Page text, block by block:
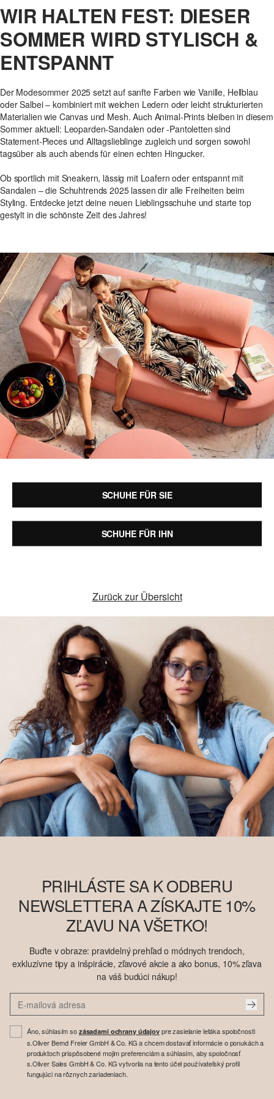
WIR HALTEN FEST: DIESER
SOMMER WIRD STYLISCH &
ENTSPANNT
Der Modesommer 2025 setzt auf sanfte Farben wie Vanille, Hellblau
oder Salbei – kombiniert mit weichen Ledern oder leicht strukturierten
Materialien wie Canvas und Mesh. Auch Animal-Prints bleiben in diesem
Sommer aktuell: Leoparden-Sandalen oder -Pantoletten sind
Statement-Pieces und Alltagslieblinge zugleich und sorgen sowohl
tagsüber als auch abends für einen echten Hingucker.
Ob sportlich mit Sneakern, lässig mit Loafern oder entspannt mit
Sandalen – die Schuhtrends 2025 lassen dir alle Freiheiten beim
Styling. Entdecke jetzt deine neuen Lieblingsschuhe und starte top
gestylt in die schönste Zeit des Jahres!
SCHUHE FÜR SIE
SCHUHE FÜR IHN
Zurück zur Übersicht
PRIHLÁSTE SA K ODBERU
NEWSLETTERA A ZÍSKAJTE 10%
ZĽAVU NA VŠETKO!
Buďte v obraze: pravidelný prehľad o módnych trendoch,
exkluzívne tipy a inšpirácie, zľavové akcie a ako bonus, 10% zľava
na váš budúci nákup!
Áno, súhlasím so zásadami ochrany údajovpre zasielanie letáka spoločnosti
s.Oliver Bernd Freier GmbH & Co. KG a chcem dostavať informácie o ponukách a
produktoch prispôsobené mojim preferenciám a súhlasím, aby spoločnosť
s.Oliver Sales GmbH & Co. KG vytvorila na tento účel používateľský profil
fungujúci na rôznych zariadeniach.